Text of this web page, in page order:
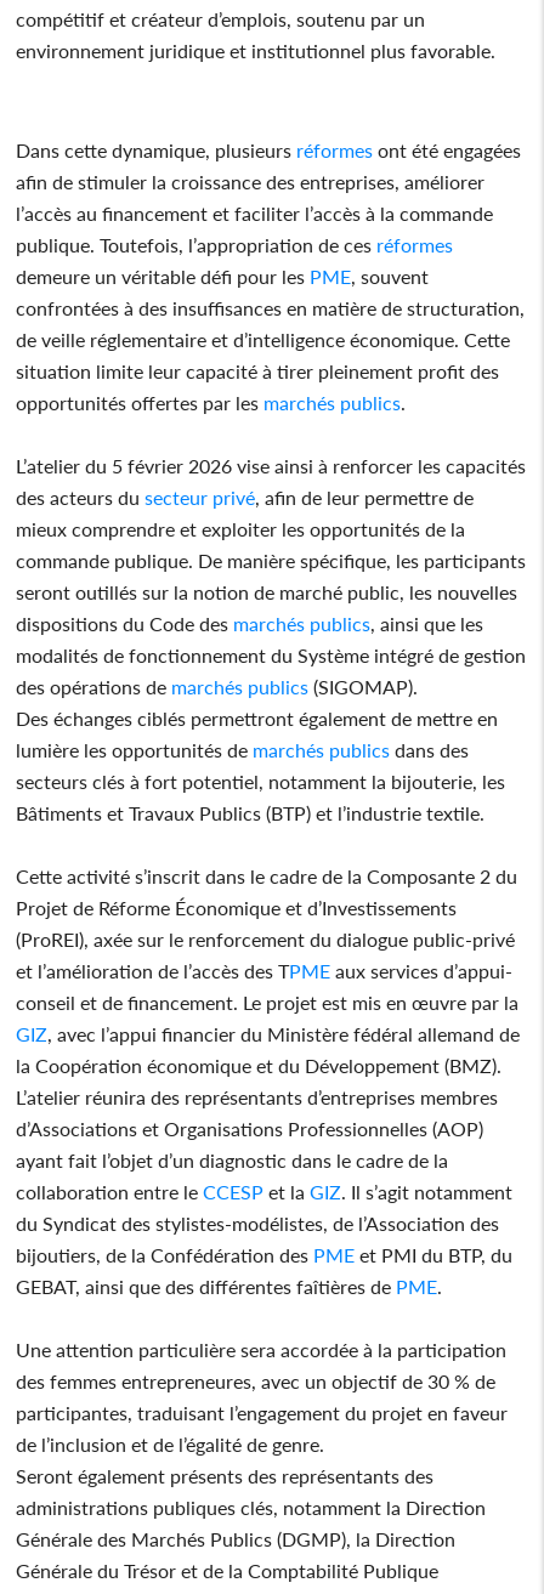
compétitif et créateur d’emplois, soutenu par un
environnement juridique et institutionnel plus favorable.
Dans cette dynamique, plusieurs réformes ont été engagées
afin de stimuler la croissance des entreprises, améliorer
l’accès au financement et faciliter l’accès à la commande
publique. Toutefois, l’appropriation de ces réformes
demeure un véritable défi pour les PME, souvent
confrontées à des insuffisances en matière de structuration,
de veille réglementaire et d’intelligence économique. Cette
situation limite leur capacité à tirer pleinement profit des
opportunités offertes par les marchés publics.
L’atelier du 5 février 2026 vise ainsi à renforcer les capacités
des acteurs du secteur privé, afin de leur permettre de
mieux comprendre et exploiter les opportunités de la
commande publique. De manière spécifique, les participants
seront outillés sur la notion de marché public, les nouvelles
dispositions du Code des marchés publics, ainsi que les
modalités de fonctionnement du Système intégré de gestion
des opérations de marchés publics (SIGOMAP).
Des échanges ciblés permettront également de mettre en
lumière les opportunités de marchés publics dans des
secteurs clés à fort potentiel, notamment la bijouterie, les
Bâtiments et Travaux Publics (BTP) et l’industrie textile.
Cette activité s’inscrit dans le cadre de la Composante 2 du
Projet de Réforme Économique et d’Investissements
(ProREI), axée sur le renforcement du dialogue public-privé
et l’amélioration de l’accès des TPME aux services d’appui-
conseil et de financement. Le projet est mis en œuvre par la
GIZ, avec l’appui financier du Ministère fédéral allemand de
la Coopération économique et du Développement (BMZ).
L’atelier réunira des représentants d’entreprises membres
d’Associations et Organisations Professionnelles (AOP)
ayant fait l’objet d’un diagnostic dans le cadre de la
collaboration entre le CCESP et la GIZ. Il s’agit notamment
du Syndicat des stylistes-modélistes, de l’Association des
bijoutiers, de la Confédération des PME et PMI du BTP, du
GEBAT, ainsi que des différentes faîtières de PME.
Une attention particulière sera accordée à la participation
des femmes entrepreneures, avec un objectif de 30 % de
participantes, traduisant l’engagement du projet en faveur
de l’inclusion et de l’égalité de genre.
Seront également présents des représentants des
administrations publiques clés, notamment la Direction
Générale des Marchés Publics (DGMP), la Direction
Générale du Trésor et de la Comptabilité Publique